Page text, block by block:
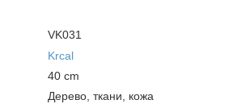
VK031
Krcal
40 cm
Дерево, ткани, кожа